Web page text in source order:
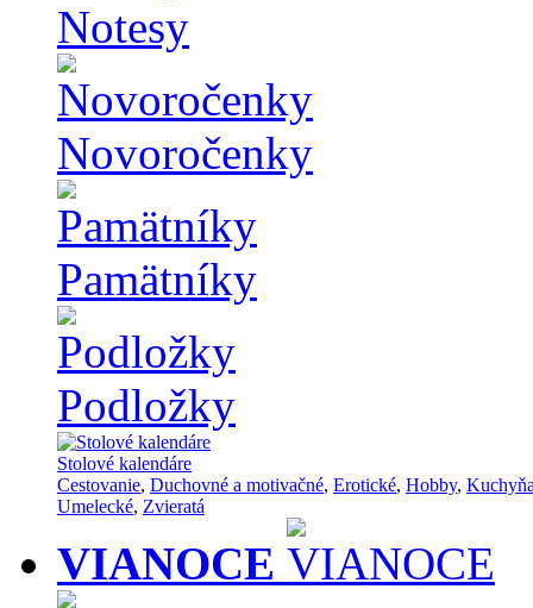
Notesy
Novoročenky
Pamätníky
Podložky
Stolové kalendáre
Cestovanie, Duchovné a motivačné, Erotické, Hobby,
Umelecké, Zvieratá
VIANOCE